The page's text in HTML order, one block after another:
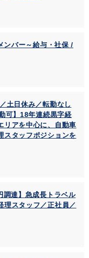
ンバー～給与・社保 /
土日休み／転勤なし
可】18年連続黒字経
リアを中心に、自動車
スタッフポジションを
調達】急成長トラベル
理スタッフ／正社員／